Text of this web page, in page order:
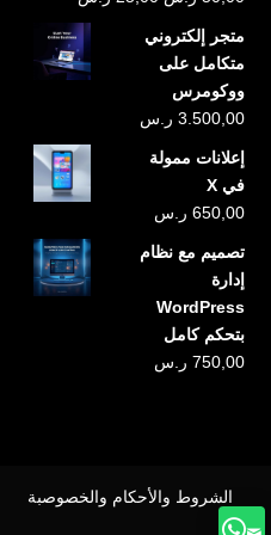
هو:
الحالي
هو:
25,00 ر.س.
متجر إلكتروني
متكامل على
ووكومرس
3.500,00 ر.س
إعلانات ممولة
في X
650,00 ر.س
تصميم مع نظام
إدارة
WordPress
بتحكم كامل
750,00 ر.س
الشروط والأحكام والخصوصبة